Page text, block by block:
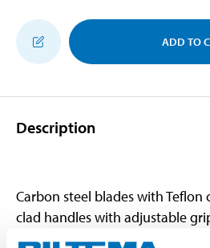
ADD TO
Description
Carbon steel blades with
clad handles with adjustable
useful for cutting fresh branches